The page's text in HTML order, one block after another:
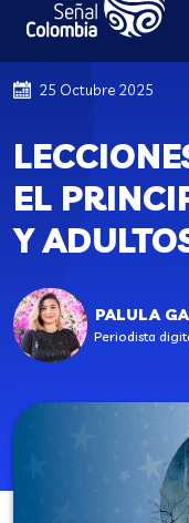
25 Octubre 2025
EL
Y
PALULA
Periodista